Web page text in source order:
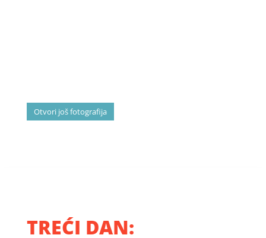
Otvori još fotografija
TREĆI DAN: